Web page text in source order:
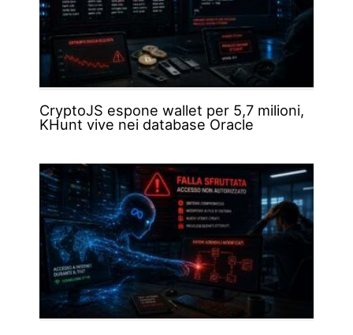
CryptoJS espone wallet per 5,7 milioni,
KHunt vive nei database Oracle